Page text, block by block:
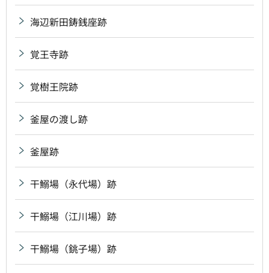
海辺新田鋳銭座跡
覚王寺跡
覚樹王院跡
釜屋の渡し跡
釜屋跡
干鰯場（永代場）跡
干鰯場（江川場）跡
干鰯場（銚子場）跡